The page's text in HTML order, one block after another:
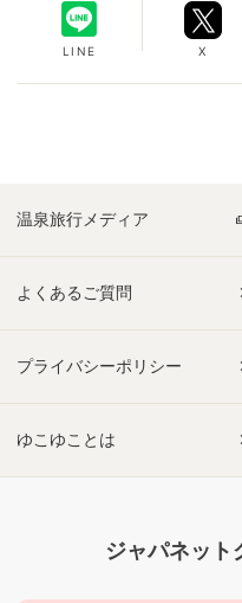
LINE X
温泉旅行メディア
よくあるご質問
プライバシーポリシー
ゆこゆことは
ジャパネット